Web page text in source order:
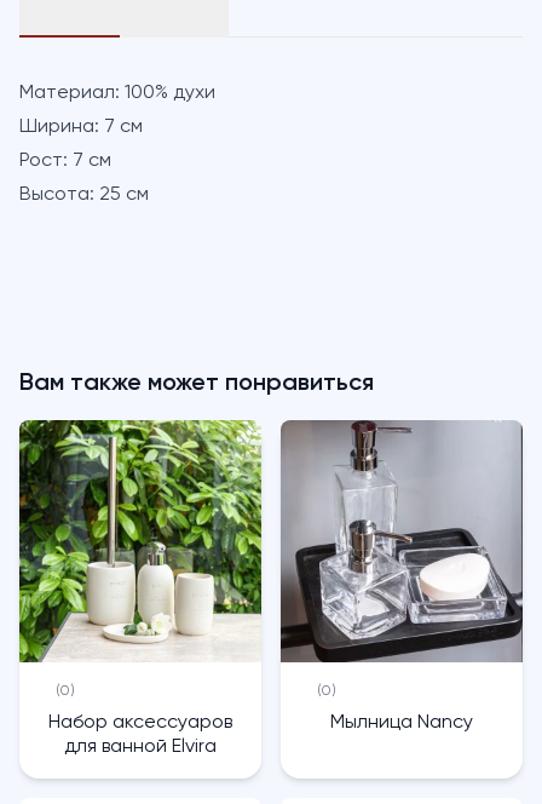
Материал: 100% духи
Ширина: 7 см
Рост: 7 см
Высота: 25 см
Вам также может понравиться
(0)
Набор аксессуаров
для ванной Elvira
(0)
Мылница Nancy